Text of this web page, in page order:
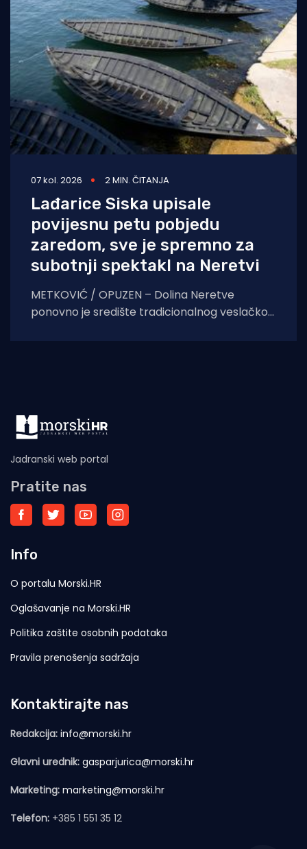
07 kol. 2026 2 MIN. ČITANJA
Lađarice Siska upisale
povijesnu petu pobjedu
zaredom, sve je spremno za
subotnji spektakl na Neretvi
METKOVIĆ / OPUZEN – Dolina Neretve
ponovno je središte tradicionalnog veslačkog
Jadranski web portal
Pratite nas
Info
O portalu Morski.HR
Oglašavanje na Morski.HR
Politika zaštite osobnih podataka
Pravila prenošenja sadržaja
Kontaktirajte nas
Redakcija: info@morski.hr
Glavni urednik: gasparjurica@morski.hr
Marketing: marketing@morski.hr
Telefon: +385 1 551 35 12